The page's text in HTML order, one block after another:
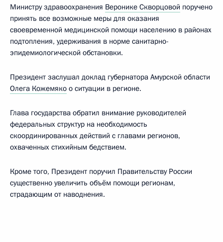
Министру здравоохранения Веронике Скворцовой поручено
принять все возможные меры для оказания
своевременной медицинской помощи населению в районах
подтопления, удерживания в норме санитарно-
эпидемиологической обстановки.
Президент заслушал доклад губернатора Амурской области
Олега Кожемяко о ситуации в регионе.
Глава государства обратил внимание руководителей
федеральных структур на необходимость
скоординированных действий с главами регионов,
охваченных стихийным бедствием.
Кроме того, Президент поручил Правительству России
существенно увеличить объём помощи регионам,
страдающим от наводнения.